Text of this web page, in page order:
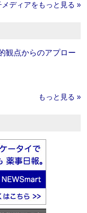
メディアをもっと見る »
観点からのアプロー
もっと見る »